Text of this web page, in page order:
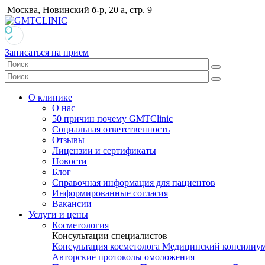
Москва, Новинский б-р, 20 а, стр. 9
Записаться на прием
О клинике
О нас
50 причин почему GMTClinic
Социальная ответственность
Отзывы
Лицензии и сертификаты
Новости
Блог
Справочная информация для пациентов
Информированные согласия
Вакансии
Услуги и цены
Косметология
Консультации специалистов
Консультация косметолога Медицинский
Авторские протоколы омоложения